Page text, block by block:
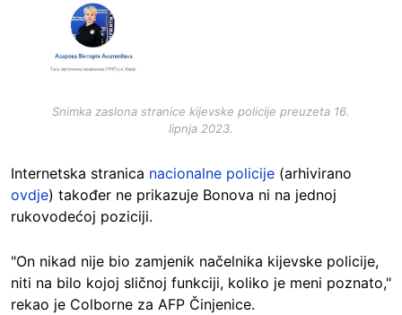
Snimka zaslona stranice kijevske policije preuzeta 16.
lipnja 2023.
Internetska stranica nacionalne policije (arhivirano
ovdje) također ne prikazuje Bonova ni na jednoj
rukovodećoj poziciji.
"On nikad nije bio zamjenik načelnika kijevske policije,
niti na bilo kojoj sličnoj funkciji, koliko je meni poznato,"
rekao je Colborne za AFP Činjenice.